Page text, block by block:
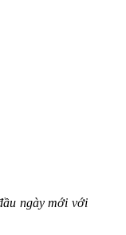
ngày mới với